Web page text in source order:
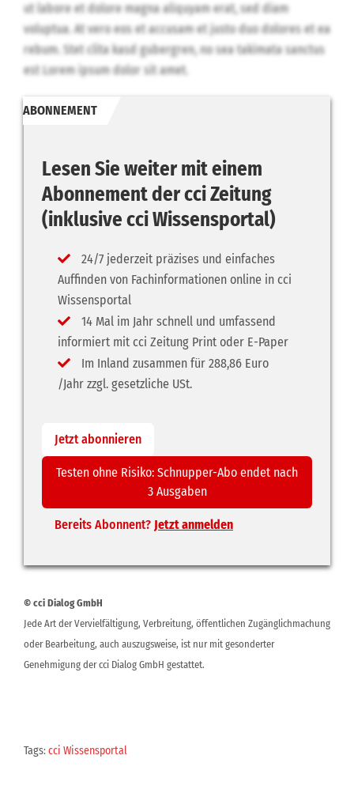
ut labore et dolore magna aliquyam erat, sed diam
voluptua. At vero eos et accusam et justo duo dolores et ea
rebum. Stet clita kasd gubergren, no sea takimata sanctus
est Lorem ipsum dolor sit amet.
ABONNEMENT
Lesen Sie weiter mit einem
Abonnement der cci Zeitung
(inklusive cci Wissensportal)
24/7 jederzeit präzises und einfaches
Auffinden von Fachinformationen online in cci
Wissensportal
14 Mal im Jahr schnell und umfassend
informiert mit cci Zeitung Print oder E-Paper
Im Inland zusammen für 288,86 Euro
/Jahr zzgl. gesetzliche USt.
Jetzt abonnieren
Testen ohne Risiko: Schnupper-Abo endet nach
3 Ausgaben
Bereits Abonnent? Jetzt anmelden
© cci Dialog GmbH
Jede Art der Vervielfältigung, Verbreitung, öffentlichen Zugänglichmachung
oder Bearbeitung, auch auszugsweise, ist nur mit gesonderter
Genehmigung der cci Dialog GmbH gestattet.
Tags:cci Wissensportal